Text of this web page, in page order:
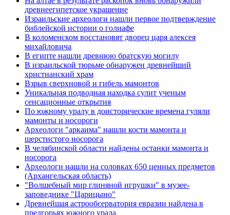
древнеегипетское украшение
Израильские археологи нашли первое подтверждение
библейской истории о голиафе
В коломенском восстановят дворец царя алексея
михайловича
В египте нашли древнюю братскую могилу
В израильской тюрьме обнаружен древнейший
христианский храм
Взрыв сверхновой и гибель мамонтов
Уникальная подводная находка сулит ученым
сенсационные открытия
По южному уралу в доисторические времена гуляли
мамонты и носороги
Археологи "аркаима" нашли кости мамонта и
шерстистого носорога
В челябинской области найдены останки мамонта и
носорога
Археологи нашли на соловках 650 ценных предметов
(Архангельская область)
"Волшебный мир глиняной игрушки" в музее-
заповеднике "Царицыно"
Древнейшая астрообсерватория евразии найдена в
предгорьях южного урала